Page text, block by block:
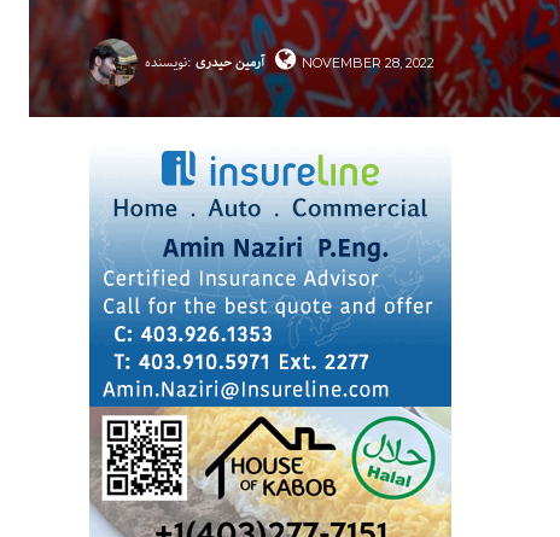
نویسنده: آرمین حیدری NOVEMBER 28, 2022